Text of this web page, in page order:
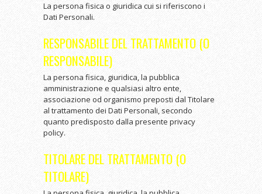
La persona fisica o giuridica cui si riferiscono i
Dati Personali.
RESPONSABILE DEL TRATTAMENTO (O
RESPONSABILE)
La persona fisica, giuridica, la pubblica
amministrazione e qualsiasi altro ente,
associazione od organismo preposti dal Titolare
al trattamento dei Dati Personali, secondo
quanto predisposto dalla presente privacy
policy.
TITOLARE DEL TRATTAMENTO (O
TITOLARE)